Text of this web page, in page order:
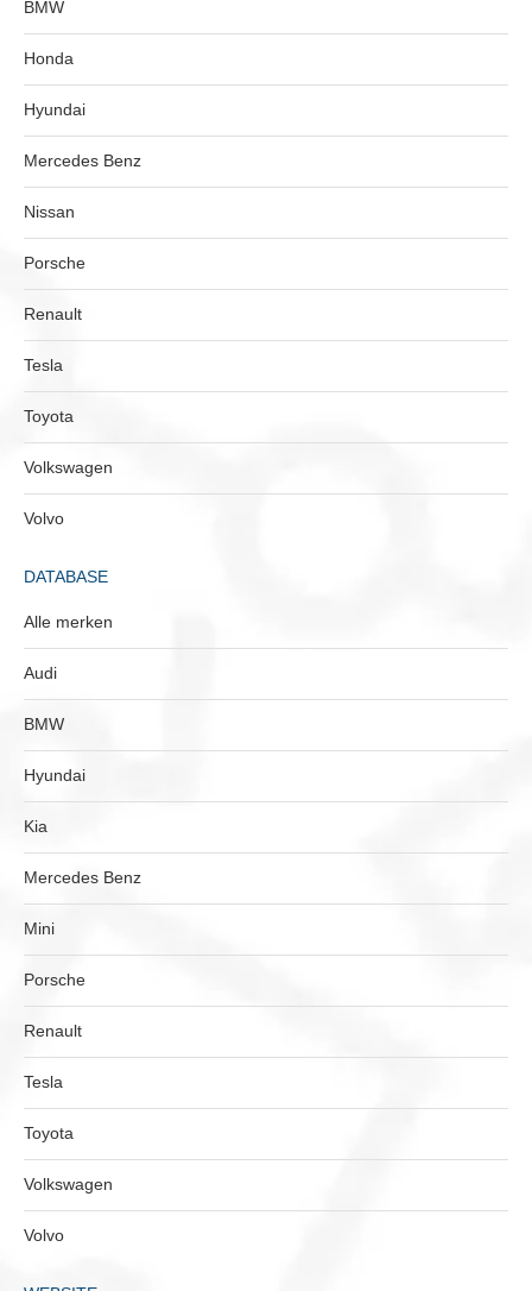
BMW
Honda
Hyundai
Mercedes Benz
Nissan
Porsche
Renault
Tesla
Toyota
Volkswagen
Volvo
DATABASE
Alle merken
Audi
BMW
Hyundai
Kia
Mercedes Benz
Mini
Porsche
Renault
Tesla
Toyota
Volkswagen
Volvo